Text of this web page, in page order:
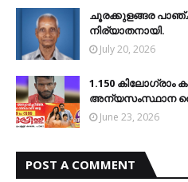
ചൂരക്കുളങ്ങര
നിര്യാതനായി.
July 20, 2026
1.150 കിലോഗ്രാം
അന്യസംസ്ഥാന
June 23, 2026
POST A COMMENT